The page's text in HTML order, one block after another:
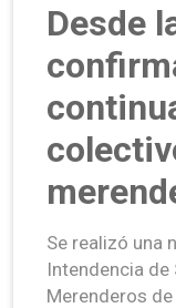
Desde
Se realizó una
Intendencia
Merenderos